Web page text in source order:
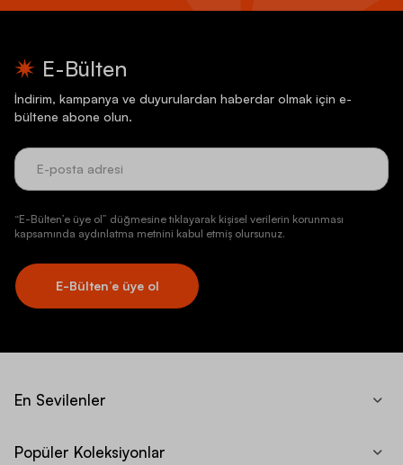
E-Bülten
İndirim, kampanya ve duyurulardan haberdar olmak için e-
bültene abone olun.
“E-Bülten’e üye ol” düğmesine tıklayarak kişisel verilerin korunması
kapsamında aydınlatma metnini kabul etmiş olursunuz.
E-Bülten’e üye ol
En Sevilenler
Popüler Koleksiyonlar